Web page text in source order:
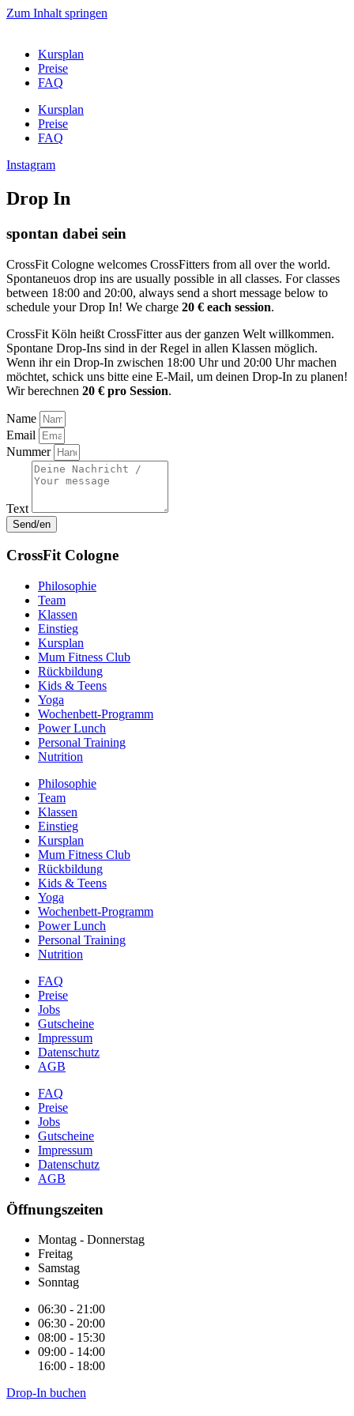
Zum Inhalt springen
Kursplan
Preise
FAQ
Kursplan
Preise
FAQ
Instagram
Drop In
spontan dabei sein
CrossFit Cologne welcomes CrossFitters from all over the world.
Spontaneuos drop ins are usually possible in all classes. For classes
between 18:00 and 20:00, always send a short message below to
schedule your Drop In! We charge 20 € each session.
CrossFit Köln heißt CrossFitter aus der ganzen Welt willkommen.
Spontane Drop-Ins sind in der Regel in allen Klassen möglich.
Wenn ihr ein Drop-In zwischen 18:00 Uhr und 20:00 Uhr machen
möchtet, schick uns bitte eine E-Mail, um deinen Drop-In zu planen!
Wir berechnen 20 € pro Session.
Name
Email
Nummer
Text
Send/en
CrossFit Cologne
Philosophie
Team
Klassen
Einstieg
Kursplan
Mum Fitness Club
Rückbildung
Kids & Teens
Yoga
Wochenbett-Programm
Power Lunch
Personal Training
Nutrition
Philosophie
Team
Klassen
Einstieg
Kursplan
Mum Fitness Club
Rückbildung
Kids & Teens
Yoga
Wochenbett-Programm
Power Lunch
Personal Training
Nutrition
FAQ
Preise
Jobs
Gutscheine
Impressum
Datenschutz
AGB
FAQ
Preise
Jobs
Gutscheine
Impressum
Datenschutz
AGB
Öffnungszeiten
Montag - Donnerstag
Freitag
Samstag
Sonntag
06:30 - 21:00
06:30 - 20:00
08:00 - 15:30
09:00 - 14:00
16:00 - 18:00
Drop-In buchen